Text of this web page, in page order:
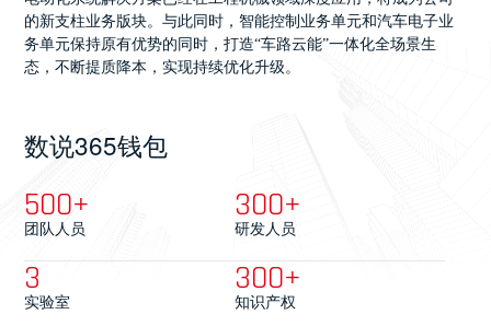
的新支柱业务版块。与此同时，智能控制业务单元和汽车电子业
务单元保持原有优势的同时，打造“车路云能”一体化全场景生
态，不断提质降本，实现持续优化升级。
数说365钱包
500+
团队人员
300+
研发人员
3
实验室
300+
知识产权